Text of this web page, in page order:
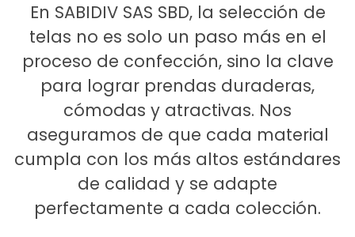
En SABIDIV SAS SBD, la selección de
telas no es solo un paso más en el
proceso de confección, sino la clave
para lograr prendas duraderas,
cómodas y atractivas. Nos
aseguramos de que cada material
cumpla con los más altos estándares
de calidad y se adapte
perfectamente a cada colección.